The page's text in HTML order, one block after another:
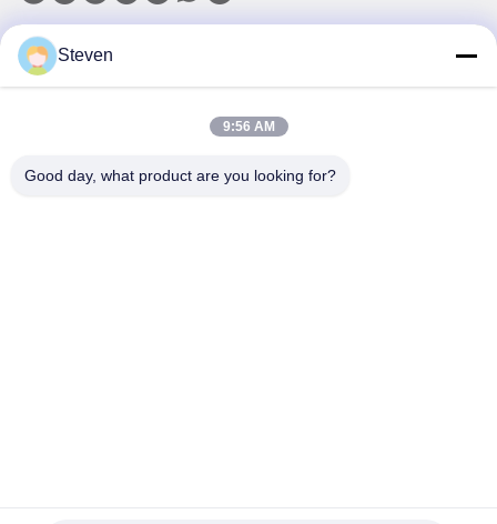
ข่าวสารของเรา
สมัครสมาชิกข่าวสารของเรา เพื่อรับส่วนลดและอื่นๆ
Steven
9:56 AM
Good day, what product are you looking for?